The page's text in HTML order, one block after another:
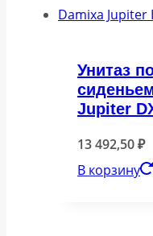
Унитаз
Jupiter
13 492,50₽
В корзину